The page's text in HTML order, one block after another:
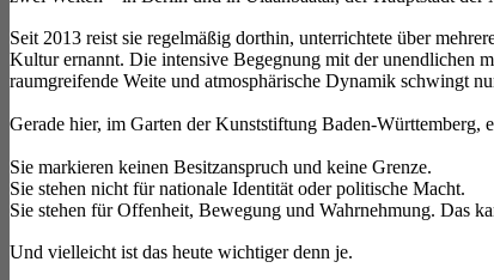
Seit 2013 reist sie regelmäßig dorthin, unterrichtete über
Kultur ernannt. Die intensive Begegnung mit der unendlichen
raumgreifende Weite und atmosphärische Dynamik schwingt
Gerade hier, im Garten der Kunststiftung Baden-Württemberg,
Sie markieren keinen Besitzanspruch und keine Grenze.
Sie stehen nicht für nationale Identität oder politische Macht.
Sie stehen für Offenheit, Bewegung und Wahrnehmung. Das
Und vielleicht ist das heute wichtiger denn je.